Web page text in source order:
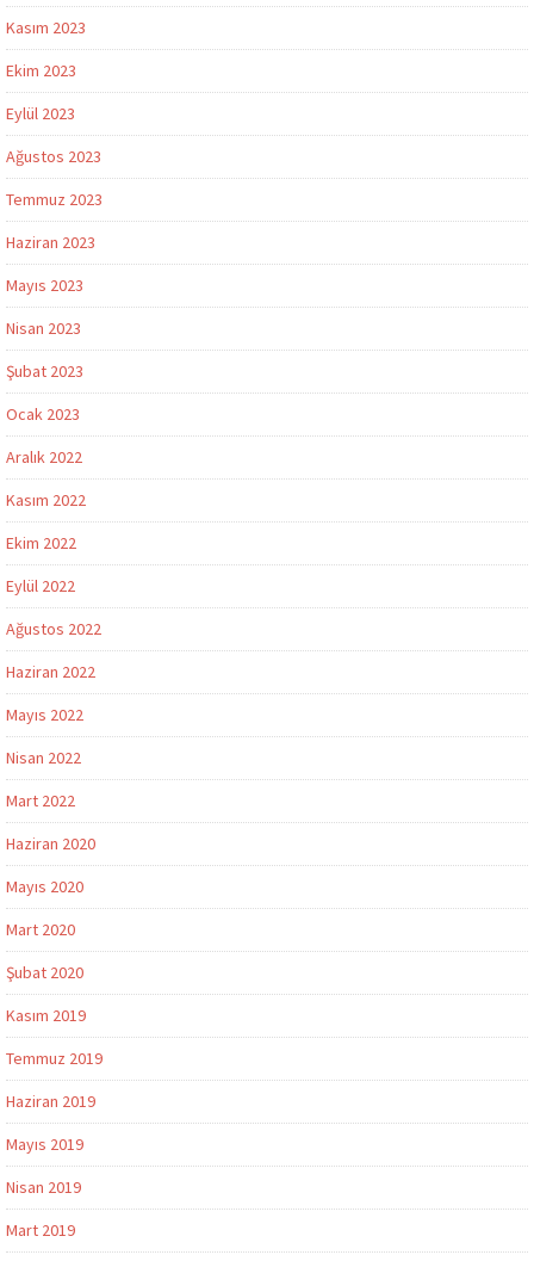
Kasım 2023
Ekim 2023
Eylül 2023
Ağustos 2023
Temmuz 2023
Haziran 2023
Mayıs 2023
Nisan 2023
Şubat 2023
Ocak 2023
Aralık 2022
Kasım 2022
Ekim 2022
Eylül 2022
Ağustos 2022
Haziran 2022
Mayıs 2022
Nisan 2022
Mart 2022
Haziran 2020
Mayıs 2020
Mart 2020
Şubat 2020
Kasım 2019
Temmuz 2019
Haziran 2019
Mayıs 2019
Nisan 2019
Mart 2019